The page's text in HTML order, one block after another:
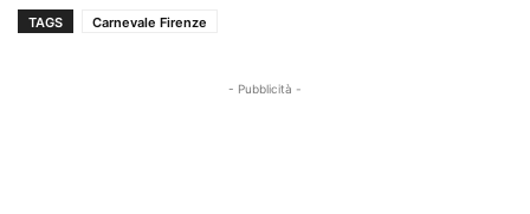
TAGS Carnevale Firenze
- Pubblicità -